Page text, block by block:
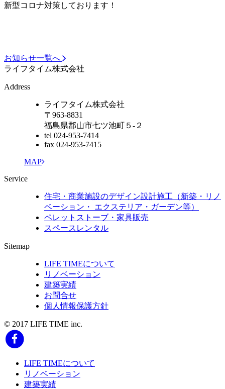
新型コロナ対策しております！
お知らせ一覧へ
ライフタイム株式会社
Address
ライフタイム株式会社
〒963-8831
福島県郡山市七ツ池町５-２
tel 024-953-7414
fax 024-953-7415
MAP
Service
住宅・商業施設のデザイン設計施工（新築・リノ
ベーション・ エクステリア・ガーデン等）
ペレットストーブ・家具販売
スペースレンタル
Sitemap
LIFE TIMEについて
リノベーション
建築実績
お問合せ
個人情報保護方針
© 2017 LIFE TIME inc.
LIFE TIMEについて
リノベーション
建築実績